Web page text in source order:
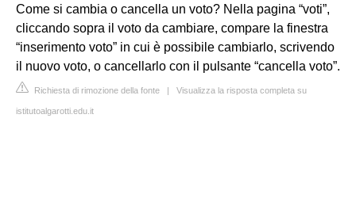
Come si cambia o cancella un voto? Nella pagina “voti”,
cliccando sopra il voto da cambiare, compare la finestra
“inserimento voto” in cui è possibile cambiarlo, scrivendo
il nuovo voto, o cancellarlo con il pulsante “cancella voto”.
Richiesta di rimozione della fonte | Visualizza la risposta completa su
istitutoalgarotti.edu.it